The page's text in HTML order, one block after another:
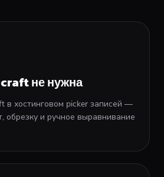
не нужна
в хостинговом picker записей —
обрезку и ручное выравнивание